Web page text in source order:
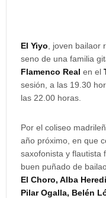
El Yiyo , joven
seno de una familia
Flamenco Real en el
sesión, a las 19.30
las 22.00 horas.
Por el coliseo
año próximo, en que
saxofonista y flautista
buen puñado de
El Choro, Alba
Pilar Ogalla, Belén